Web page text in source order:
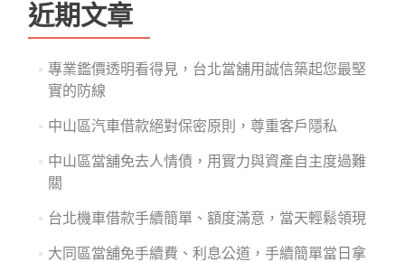
鍵
字:
近期文章
專業鑑價透明看得見，台北當舖用誠信築起您最堅
實的防線
中山區汽車借款絕對保密原則，尊重客戶隱私
中山區當舖免去人情債，用實力與資產自主度過難
關
台北機車借款手續簡單、額度滿意，當天輕鬆領現
大同區當舖免手續費、利息公道，手續簡單當日拿